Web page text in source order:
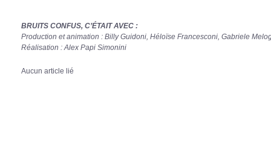
BRUITS CONFUS, C’ÉTAIT AVEC :
Production et animation : Billy Guidoni, Héloïse Francesconi, Gabriele
Réalisation : Alex Papi Simonini
Aucun article lié